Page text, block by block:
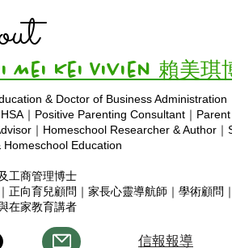
子每天「看
學習的人，那
催促、不是說
，給孩子安全
願意靠近、願
奇心，孩子都
的每一個選
是孩子最真實
had invited
to help fill the
participants.
called man
Copyright ©
Mei Kei Vivien 賴美琪
& Doctor of Business Administration
｜Positive Parenting Consultant｜
｜Homeschool Researcher & Author
Homeschool Education
工商管理博士
正向育兒顧問｜家長心靈導航師｜學術顧問
在家教育講者
信報報導